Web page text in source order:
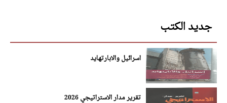
جديد الكتب
اسرائيل والابارتهايد
تقرير مدار الاستراتيجي 2026